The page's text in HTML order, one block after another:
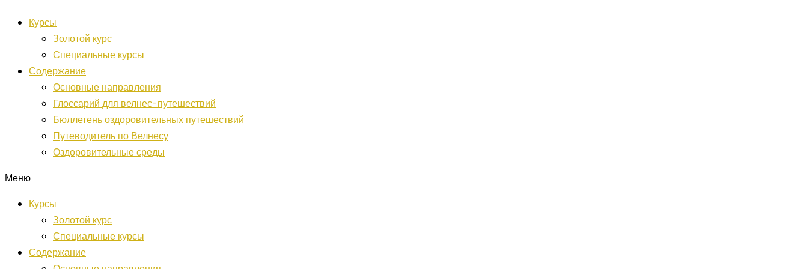
содержанию
Курсы
Золотой курс
Специальные курсы
Содержание
Основные направления
Глоссарий для велнес-путешествий
Бюллетень оздоровительных путешествий
Путеводитель по Велнесу
Оздоровительные среды
Меню
Курсы
Золотой курс
Специальные курсы
Содержание